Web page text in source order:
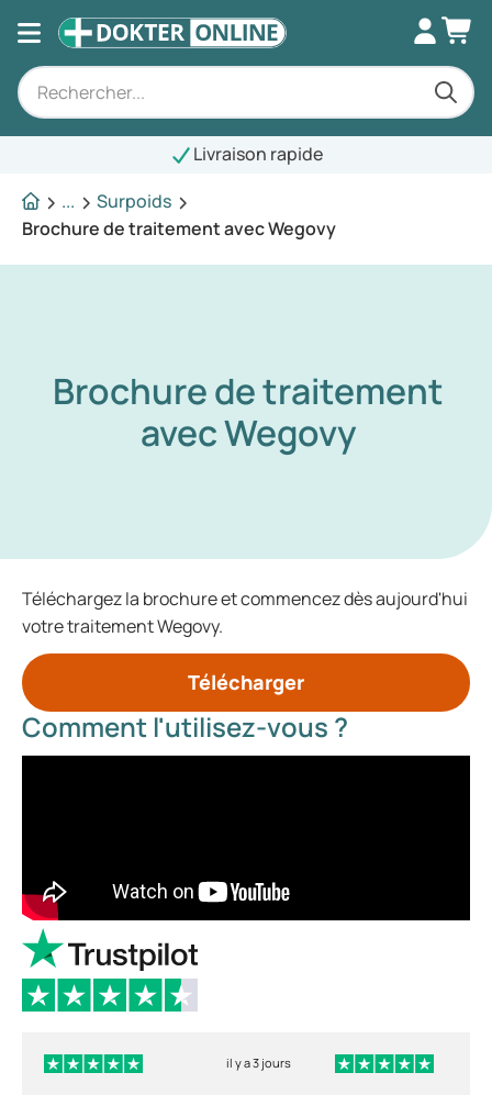
Livraison rapide
...
Surpoids
Brochure de traitement avec Wegovy
Brochure de traitement
avec Wegovy
Téléchargez la brochure et commencez dès aujourd'hui
votre traitement Wegovy.
Télécharger
Comment l'utilisez-vous ?
il y a 3 jours